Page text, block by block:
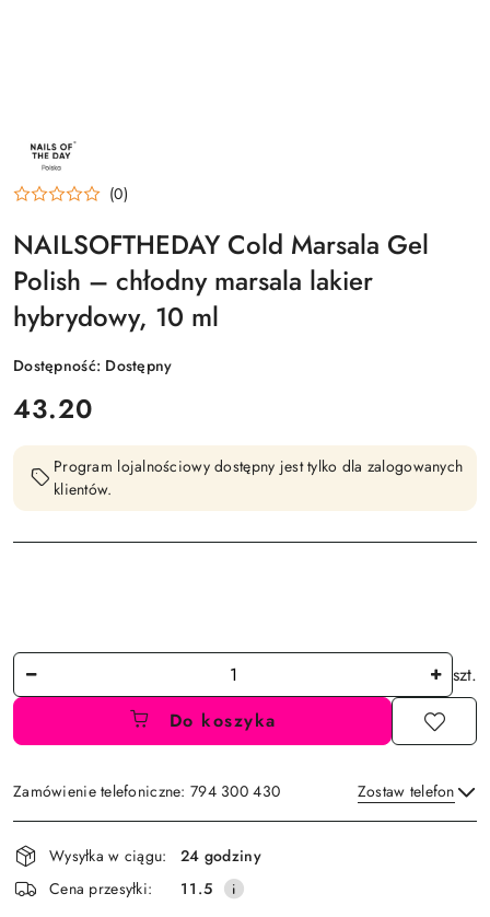
NAZWA
PRODUCENTA:
(0)
NAILSOFTHEDAY Cold Marsala Gel
Polish – chłodny marsala lakier
hybrydowy, 10 ml
Dostępność: Dostępny
cena:
43.20
Program lojalnościowy dostępny jest tylko dla zalogowanych
klientów.
Ilość
szt.
Do koszyka
Zamówienie telefoniczne: 794 300 430 Zostaw telefon
Wyślij
Dostępność
i
dostawa
Wysyłka w ciągu:
24 godziny
Cena przesyłki:
11.5